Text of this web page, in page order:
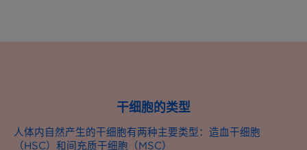
干细胞的类型
人体内自然产生的干细胞有两种主要类型：造血干细胞
（HSC）和间充质干细胞（MSC）